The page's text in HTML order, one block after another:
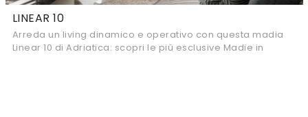
LINEAR 10
Arreda un living dinamico e operativo con questa madia
Linear 10 di Adriatica: scopri le più esclusive Madie in